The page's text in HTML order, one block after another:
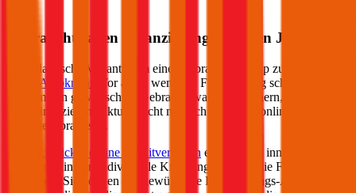
Gebrauchtwagen Finanzierung für einen Jeep
Eine klassische Variante, um einen gebrauchten Jeep zu finanzieren,
Autokredit
. Vor allem wenn die Finanzierung schnell gehen
soll, um den gewünschten Gebrauchtwagen zu sichern, aber eine
Eigenfinanzierung aktuell nicht möglich ist, ist ein online Autokredit
besonders praktisch.
durchblicker online Kreditvergleich erhalten Sie innerhalb von
wenigen Minuten individuelle Kreditangebote für die Finanzierung
. Sie können das gewünschte Finanzierungs-Angebot